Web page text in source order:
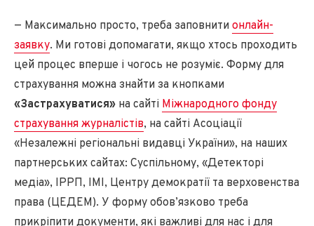
— Максимально просто, треба заповнити онлайн-
заявку. Ми готові допомагати, якщо хтось проходить
цей процес вперше і чогось не розуміє. Форму для
страхування можна знайти за кнопками
«Застрахуватися» на сайті Міжнародного фонду
страхування журналістів, на сайті Асоціації
«Незалежні регіональні видавці України», на наших
партнерських сайтах: Суспільному, «Детекторі
медіа», ІРРП, ІМІ, Центру демократії та верховенства
права (ЦЕДЕМ). У форму обов’язково треба
прикріпити документи, які важливі для нас і для